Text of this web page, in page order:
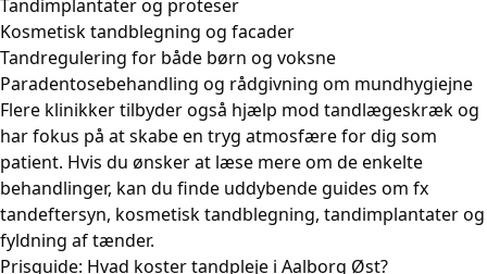
Tandimplantater og proteser
Kosmetisk tandblegning og facader
Tandregulering for både børn og voksne
Paradentosebehandling og rådgivning om mundhygiejne
Flere klinikker tilbyder også hjælp mod tandlægeskræk og
har fokus på at skabe en tryg atmosfære for dig som
patient. Hvis du ønsker at læse mere om de enkelte
behandlinger, kan du finde uddybende guides om fx
tandeftersyn, kosmetisk tandblegning, tandimplantaterog
fyldning af tænder.
Prisguide: Hvad koster tandpleje i Aalborg Øst?